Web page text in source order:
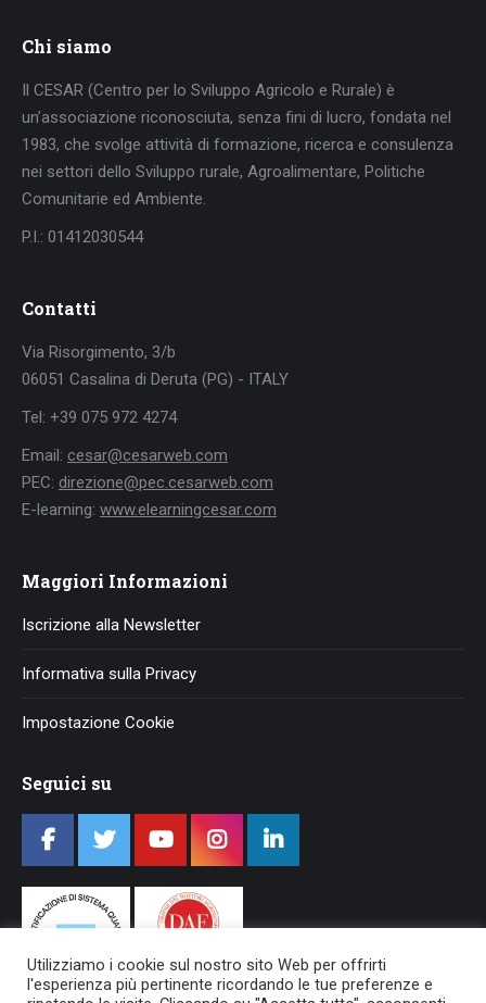
Chi siamo
Il CESAR (Centro per lo Sviluppo Agricolo e Rurale) è
un’associazione riconosciuta, senza fini di lucro, fondata nel
1983, che svolge attività di formazione, ricerca e consulenza
nei settori dello Sviluppo rurale, Agroalimentare, Politiche
Comunitarie ed Ambiente.
P.I.: 01412030544
Contatti
Via Risorgimento, 3/b
06051 Casalina di Deruta (PG) - ITALY
Tel: +39 075 972 4274
Email: cesar@cesarweb.com
PEC: direzione@pec.cesarweb.com
E-learning: www.elearningcesar.com
Maggiori Informazioni
Iscrizione alla Newsletter
Informativa sulla Privacy
Impostazione Cookie
Seguici su
Utilizziamo i cookie sul nostro sito Web per offrirti
l'esperienza più pertinente ricordando le tue preferenze e